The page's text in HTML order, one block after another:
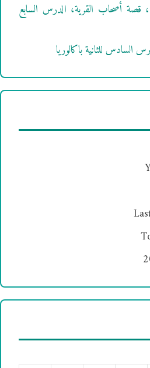
سورة يس الآيات 12-28، قصة أصحاب القرية، الدرس السابع
السادس للثانية باكالوريا